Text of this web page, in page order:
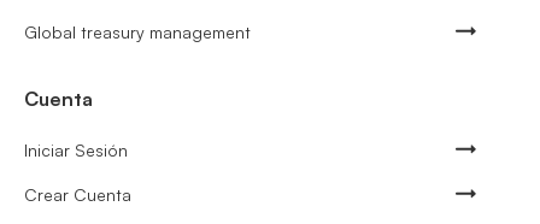
Global treasury management
Cuenta
Iniciar Sesión
Crear Cuenta